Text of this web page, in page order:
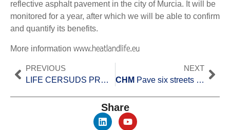
reflective asphalt pavement in the city of Murcia. It will be
monitored for a year, after which we will be able to confirm
and quantify its benefits.
More information www.heatlandlife.eu
PREVIOUS
LIFE CERSUDS PROJECT
NEXT
CHM Pave six streets in the city of Murcia with synthetic resin pavement
Share